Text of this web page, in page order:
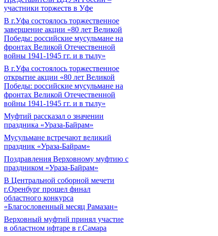
участники торжеств в Уфе
В г.Уфа состоялось торжественное
завершение акции «80 лет Великой
Победы: российские мусульмане на
фронтах Великой Отечественной
войны 1941-1945 гг. и в тылу»
В г.Уфа состоялось торжественное
открытие акции «80 лет Великой
Победы: российские мусульмане на
фронтах Великой Отечественной
войны 1941-1945 гг. и в тылу»
Муфтий рассказал о значении
праздника «Ураза-Байрам»
Мусульмане встречают великий
праздник «Ураза-Байрам»
Поздравления Верховному муфтию с
праздником «Ураза-Байрам»
В Центральной соборной мечети
г.Оренбург прошел финал
областного конкурса
«Благословенный месяц Рамазан»
Верховный муфтий принял участие
в областном ифтаре в г.Самара